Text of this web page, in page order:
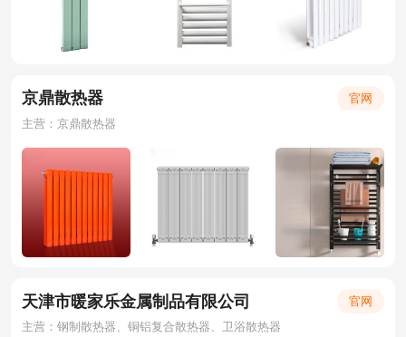
京鼎散热器
官网
主营：京鼎散热器
天津市暖家乐金属制品有限公司
官网
主营：钢制散热器、铜铝复合散热器、卫浴散热器